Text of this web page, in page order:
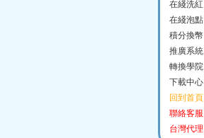
在綫洗紅
在綫泡點
積分換幣
推廣系統
轉換學院
下載中心
回到首頁
聯絡客服
台灣代理